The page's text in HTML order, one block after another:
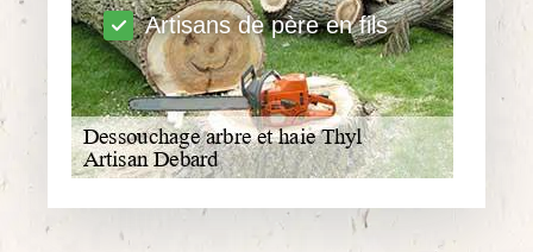
Artisans de père en fils